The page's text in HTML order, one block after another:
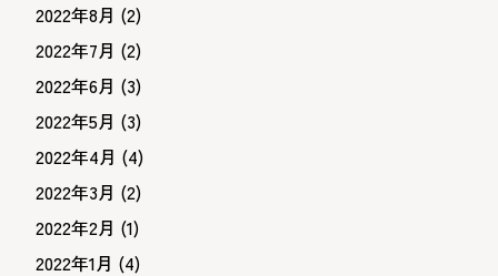
2022年8月 (2)
2022年7月 (2)
2022年6月 (3)
2022年5月 (3)
2022年4月 (4)
2022年3月 (2)
2022年2月 (1)
2022年1月 (4)